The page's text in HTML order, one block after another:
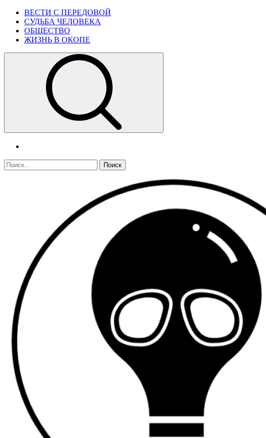
Skip
content
Primary
Menu
ВЕСТИ С ПЕРЕДОВОЙ
СУДЬБА ЧЕЛОВЕКА
ОБЩЕСТВО
ЖИЗНЬ В ОКОПЕ
Найти: